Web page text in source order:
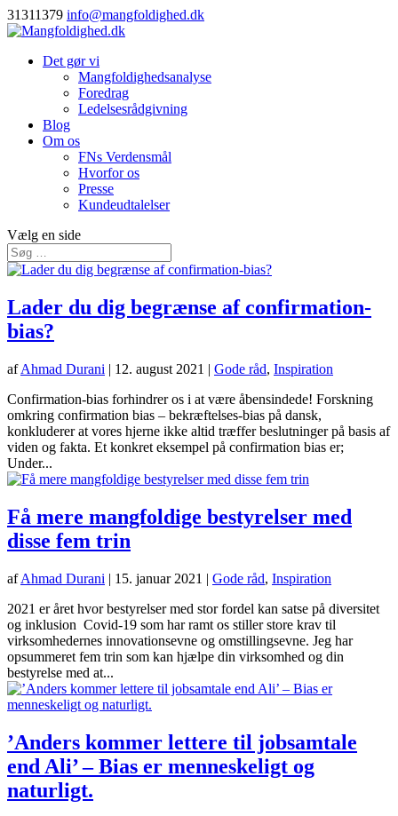
31311379 info@mangfoldighed.dk
Det gør vi
Mangfoldighedsanalyse
Foredrag
Ledelsesrådgivning
Blog
Om os
FNs Verdensmål
Hvorfor os
Presse
Kundeudtalelser
Vælg en side
Lader du dig begrænse af confirmation-
bias?
afAhmad Durani | 12. august 2021 | Gode råd, Inspiration
Confirmation-bias forhindrer os i at være åbensindede! Forskning
omkring confirmation bias – bekræftelses-bias på dansk,
konkluderer at vores hjerne ikke altid træffer beslutninger på basis af
viden og fakta. Et konkret eksempel på confirmation bias er;
Under...
Få mere mangfoldige bestyrelser med
disse fem trin
afAhmad Durani | 15. januar 2021 | Gode råd, Inspiration
2021 er året hvor bestyrelser med stor fordel kan satse på diversitet
og inklusion Covid-19 som har ramt os stiller store krav til
virksomhedernes innovationsevne og omstillingsevne. Jeg har
opsummeret fem trin som kan hjælpe din virksomhed og din
bestyrelse med at...
’Anders kommer lettere til jobsamtale
end Ali’ – Bias er menneskeligt og
naturligt.